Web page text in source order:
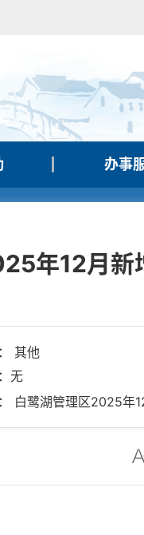
办事
年12月新
其他
无
鹭湖管理区2025年